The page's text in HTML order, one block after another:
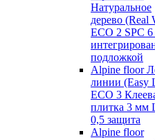
Натуральное
дерево (Real
ECO 2 SPC
подложкой
Alpine floor
линии (Easy
ECO 3
плитка 3 мм
0,5 защита
Alpine floor